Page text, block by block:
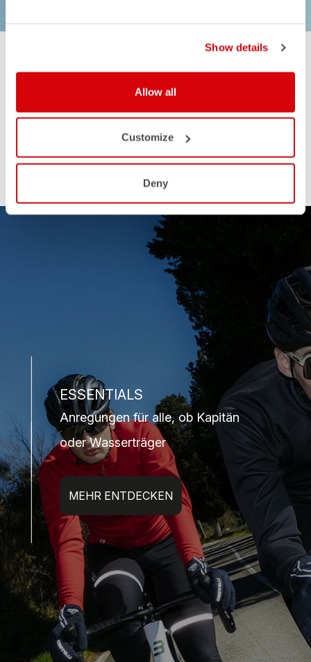
Show details
Allow all
Customize
Deny
ESSENTIALS
Anregungen für alle, ob Kapitän
oder Wasserträger
MEHR ENTDECKEN